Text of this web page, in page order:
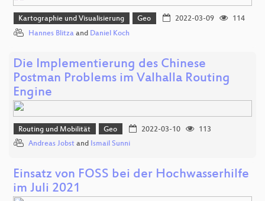
Kartographie und Visualisierung Geo 2022-03-09
114
Hannes Blitza and Daniel Koch
Die Implementierung des Chinese
Postman Problems im Valhalla Routing
Engine
Routing und Mobilität Geo 2022-03-10
113
Andreas Jobst and Ismail Sunni
Einsatz von FOSS bei der Hochwasserhilfe
im Juli 2021